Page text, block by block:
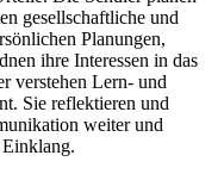
gesellschaftliche und
Planungen,
ihre Interessen in das
verstehen Lern- und
Sie reflektieren und
weiter und
Einklang.